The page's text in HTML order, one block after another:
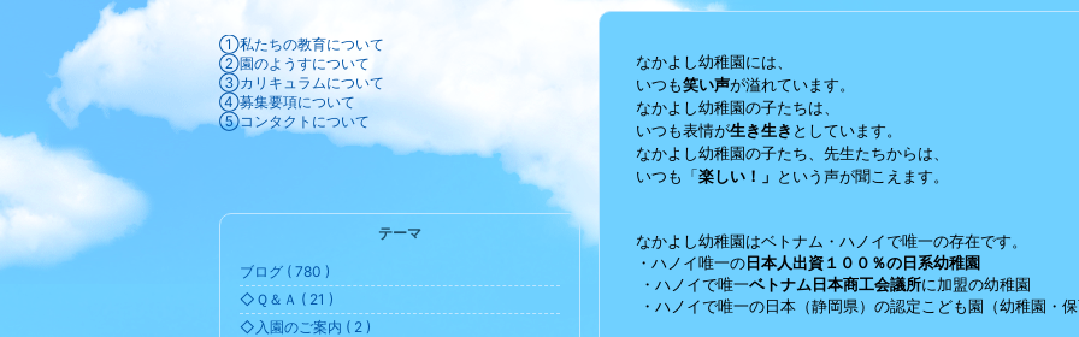
ベトナムの首都ハノイで日本式の教育を！なか
なかよく楽しく元気よく！なかよし幼稚園はベトナムで唯一の１００％日本人運営の「日系幼稚園」。静岡県の認定こども
なかよし幼稚園には、
いつも笑い声が溢れています。
なかよし幼稚園の子たちは、
いつも表情が生き生き としています。
なかよし幼稚園の子たち、先生たちからは、
いつも「 楽しい！」 という声が聞こえます。
なかよし幼稚園はベトナム・ハノイで唯一の存在です。
・ハノイ唯一の 日本人出資１００％の日系幼稚園
・ハノイで唯一ベトナム日本商工会議所に加盟の幼稚園
・ハノイで唯一の日本（静岡県）の認定こども園（幼稚園・
①私たちの教育について
②園のようすについて
③カリキュラムについて
④募集要項について
⑤コンタクトについて
テーマ
ブログ ( 780 )
◇Ｑ＆Ａ ( 21 )
◇入園のご案内 ( 2 )